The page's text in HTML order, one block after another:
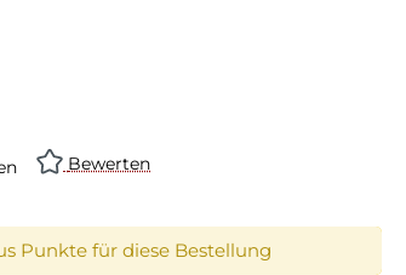
Bewerten
Punkte für diese Bestellung